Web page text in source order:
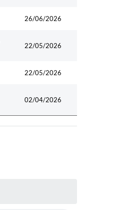
26/06/2026
22/05/2026
22/05/2026
02/04/2026